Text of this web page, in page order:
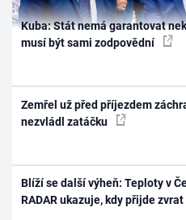
Kuba: Stát nemá garantovat
musí být sami zodpovědní
Zemřel už před příjezdem
nezvládl zatáčku
Blíží se další výheň: Teploty v
RADAR ukazuje, kdy přijde zvrat